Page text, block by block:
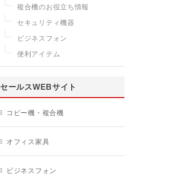
複合機のお役立ち情報
セキュリティ機器
ビジネスフォン
便利アイテム
セールスWEBサイト
コピー機・複合機
オフィス家具
ビジネスフォン